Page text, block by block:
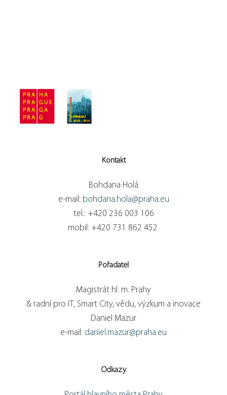
Kontakt
Bohdana Holá
e-mail: bohdana.hola@praha.eu
tel.: +420 236 003 106
mobil: +420 731 862 452
Pořadatel
Magistrát hl. m. Prahy
& radní pro IT, Smart City, vědu, výzkum a inovace
Daniel Mazur
e-mail: daniel.mazur@praha.eu
Odkazy